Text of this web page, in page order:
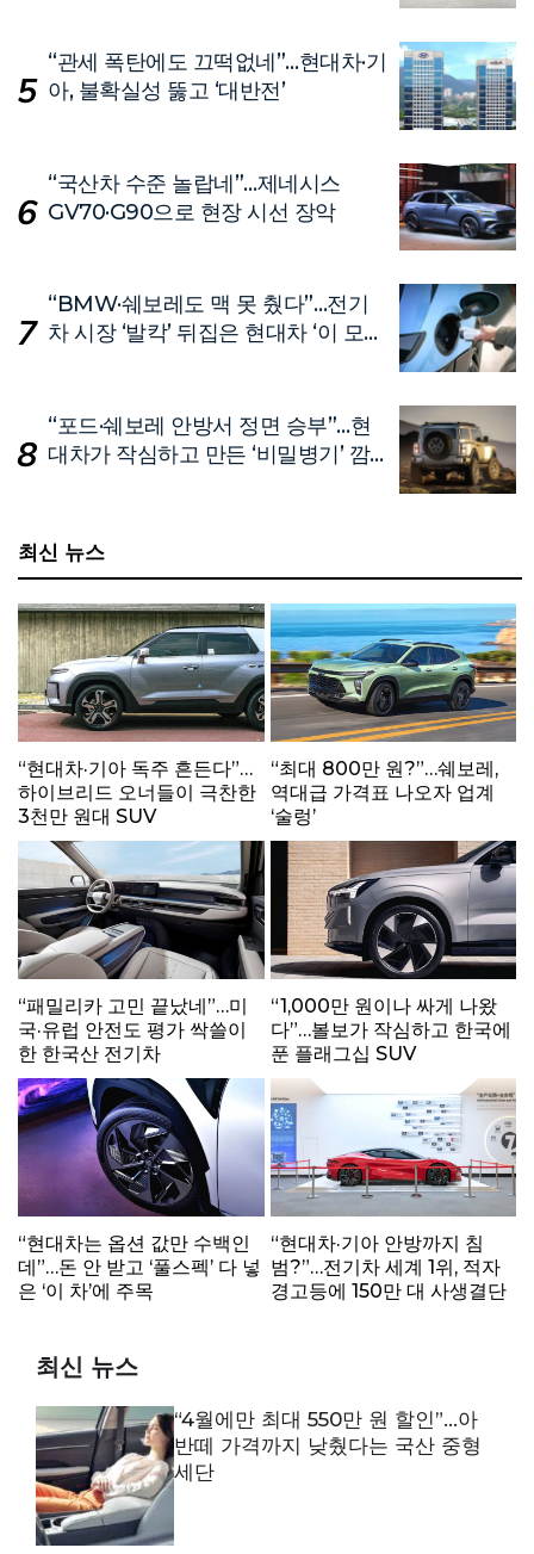
“관세 폭탄에도 끄떡없네”…현대차·기
아, 불확실성 뚫고 ‘대반전’
“국산차 수준 놀랍네”…제네시스
GV70·G90으로 현장 시선 장악
“BMW·쉐보레도 맥 못 췄다”…전기
차 시장 ‘발칵’ 뒤집은 현대차 ‘이 모
“포드·쉐보레 안방서 정면 승부”…현
대차가 작심하고 만든 ‘비밀병기’ 깜
최신 뉴스
“현대차·기아 독주 흔든다”…
하이브리드 오너들이 극찬한
3천만 원대 SUV
“최대 800만 원?”…쉐보레,
역대급 가격표 나오자 업계
‘술렁’
“패밀리카 고민 끝났네”…미
국·유럽 안전도 평가 싹쓸이
한 한국산 전기차
“1,000만 원이나 싸게 나왔
다”…볼보가 작심하고 한국에
푼 플래그십 SUV
“현대차는 옵션 값만 수백인
데”…돈 안 받고 ‘풀스펙’ 다 넣
은 ‘이 차’에 주목
“현대차·기아 안방까지 침
범?”…전기차 세계 1위, 적자
경고등에 150만 대 사생결단
최신 뉴스
“4월에만 최대 550만 원 할인”…아
반떼 가격까지 낮췄다는 국산 중형
세단